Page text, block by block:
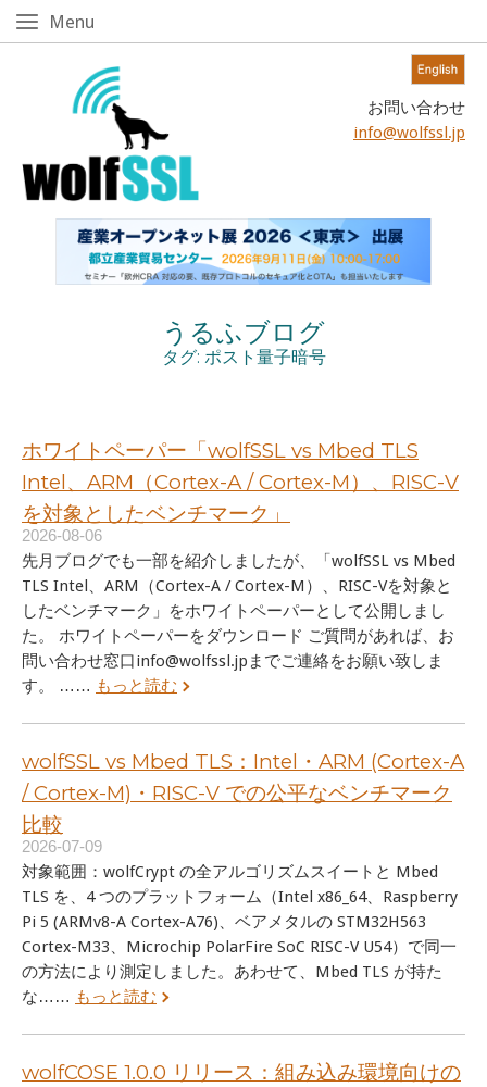
Skip
お問い合わせ
info@wolfssl.jp
Menu
うるふブログ
タグ: ポスト量子暗号
ホワイトペーパー「wolfSSL vs Mbed TLS
Intel、ARM（Cortex-A / Cortex-M）、RISC-V
を対象としたベンチマーク」
2026-08-06
先月ブログでも一部を紹介しましたが、「wolfSSL vs Mbed
TLS Intel、ARM（Cortex-A / Cortex-M）、RISC-Vを対象と
したベンチマーク」をホワイトペーパーとして公開しまし
た。 ホワイトペーパーをダウンロード ご質問があれば、お
問い合わせ窓口info@wolfssl.jpまでご連絡をお願い致しま
す。 …… もっと読む
wolfSSL vs Mbed TLS：Intel・ARM (Cortex-A
/ Cortex-M)・RISC-V での公平なベンチマーク
比較
2026-07-09
対象範囲：wolfCrypt の全アルゴリズムスイートと Mbed
TLS を、4 つのプラットフォーム（Intel x86_64、Raspberry
Pi 5 (ARMv8-A Cortex-A76)、ベアメタルの STM32H563
Cortex-M33、Microchip PolarFire SoC RISC-V U54）で同一
の方法により測定しました。あわせて、Mbed TLS が持た
な…… もっと読む
wolfCOSE 1.0.0 リリース：組み込み環境向けの